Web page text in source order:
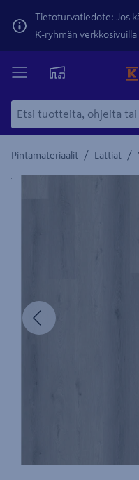
Tietoturvatiedote: Jos
K-ryhmän verkkosivuilla
Pintamateriaalit / Lattiat /
Yksityiskohtainen
Edellinen